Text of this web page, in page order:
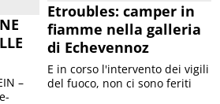
–
Etroubles: camper in
fiamme nella galleria
di Echevennoz
E in corso l'intervento dei vigili
del fuoco, non ci sono feriti